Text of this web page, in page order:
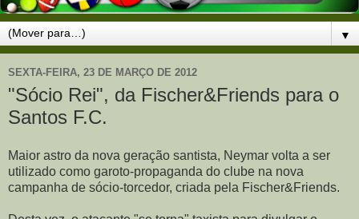
▼
SEXTA-FEIRA, 23 DE MARÇO DE 2012
"Sócio Rei", da Fischer&Friends para o
Santos F.C.
Maior astro da nova geração santista, Neymar volta a ser
utilizado como garoto-propaganda do clube na nova
campanha de sócio-torcedor, criada pela Fischer&Friends.